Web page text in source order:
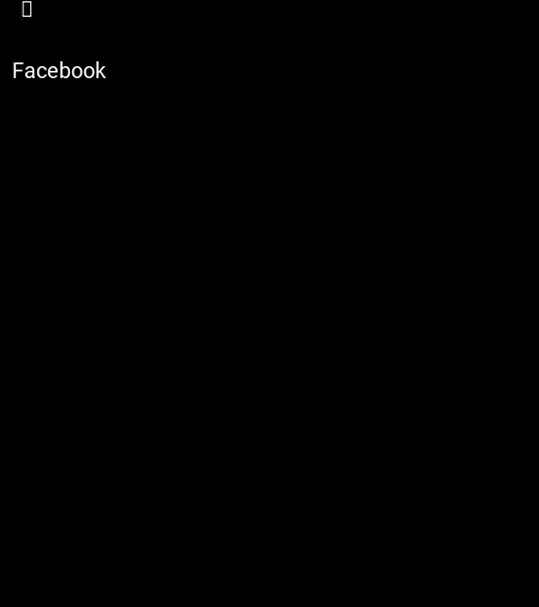
Facebook